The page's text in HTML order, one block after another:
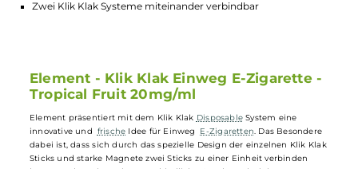
Integrierter 1,2 Ohm Mesh Verdampferkopf für intensiven
Stylisches Design in verschiedenen Farbvarianten
Zwei Klik Klak Systeme miteinander verbindbar